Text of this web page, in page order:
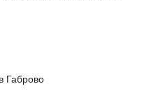
Габрово